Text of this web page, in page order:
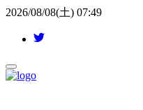
2026/08/08(土) 07:49